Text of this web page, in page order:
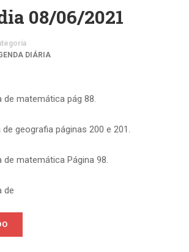
08/06/2021
DIÁRIA
matemática pág 88.
geografia páginas 200 e 201.
matemática Página 98.
de